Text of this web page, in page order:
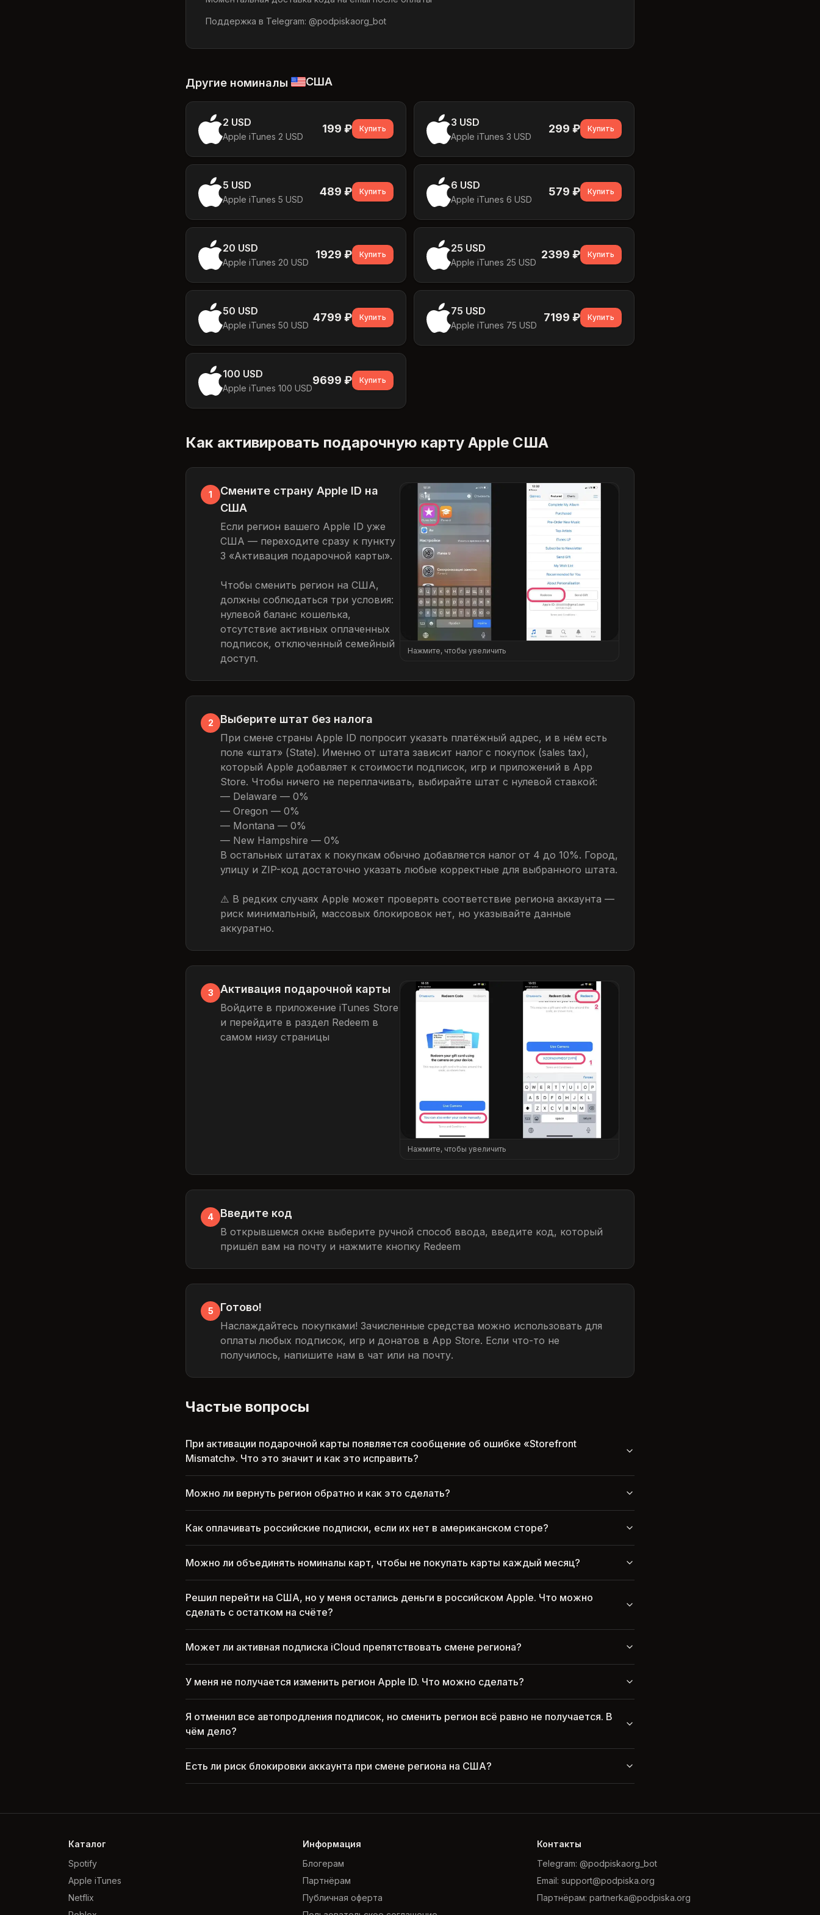
Поддержка в Telegram: @podpiskaorg_bot
Другие номиналы США
2 USD
Apple iTunes 2 USD
199 ₽ Купить
3 USD
Apple iTunes 3 USD
299 ₽ Купить
5 USD
Apple iTunes 5 USD
489 ₽ Купить
6 USD
Apple iTunes 6 USD
579 ₽ Купить
20 USD
Apple iTunes 20 USD
1929 ₽ Купить
25 USD
Apple iTunes 25 USD
2399 ₽ Купить
50 USD
Apple iTunes 50 USD
4799 ₽ Купить
75 USD
Apple iTunes 75 USD
7199 ₽ Купить
100 USD
Apple iTunes 100 USD
9699 ₽ Купить
Как активировать подарочную карту Apple США
1
Смените страну Apple ID на
США
Если регион вашего Apple ID уже
США — переходите сразу к пункту
3 «Активация подарочной карты».
Чтобы сменить регион на США,
должны соблюдаться три условия:
нулевой баланс кошелька,
отсутствие активных оплаченных
подписок, отключенный семейный
доступ.
Нажмите, чтобы увеличить
2 Выберите штат без налога
При смене страны Apple ID попросит указать платёжный адрес, и в нём есть
поле «штат» (State). Именно от штата зависит налог с покупок (sales tax),
который Apple добавляет к стоимости подписок, игр и приложений в App
Store. Чтобы ничего не переплачивать, выбирайте штат с нулевой ставкой:
— Delaware — 0%
— Oregon — 0%
— Montana — 0%
— New Hampshire — 0%
В остальных штатах к покупкам обычно добавляется налог от 4 до 10%. Город,
улицу и ZIP-код достаточно указать любые корректные для выбранного штата.
⚠️ В редких случаях Apple может проверять соответствие региона аккаунта —
риск минимальный, массовых блокировок нет, но указывайте данные
аккуратно.
3 Активация подарочной карты
Войдите в приложение iTunes Store
и перейдите в раздел Redeem в
самом низу страницы
Нажмите, чтобы увеличить
4 Введите код
В открывшемся окне выберите ручной способ ввода, введите код, который
пришёл вам на почту и нажмите кнопку Redeem
5 Готово!
Наслаждайтесь покупками! Зачисленные средства можно использовать для
оплаты любых подписок, игр и донатов в App Store. Если что-то не
получилось, напишите нам в чат или на почту.
Частые вопросы
При активации подарочной карты появляется сообщение об ошибке «Storefront
Mismatch». Что это значит и как это исправить?
Можно ли вернуть регион обратно и как это сделать?
Как оплачивать российские подписки, если их нет в американском сторе?
Можно ли объединять номиналы карт, чтобы не покупать карты каждый месяц?
Решил перейти на США, но у меня остались деньги в российском Apple. Что можно
сделать с остатком на счёте?
Может ли активная подписка iCloud препятствовать смене региона?
У меня не получается изменить регион Apple ID. Что можно сделать?
Я отменил все автопродления подписок, но сменить регион всё равно не получается. В
чём дело?
Есть ли риск блокировки аккаунта при смене региона на США?
Каталог
Spotify
Apple iTunes
Netflix
Информация
Блогерам
Партнёрам
Публичная оферта
Контакты
Telegram: @podpiskaorg_bot
Email: support@podpiska.org
Партнёрам: partnerka@podpiska.org